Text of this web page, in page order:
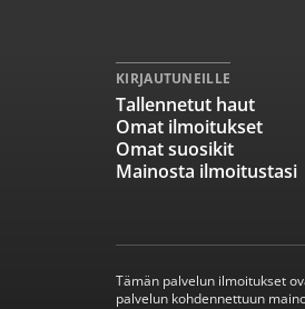
KIRJAUTUNEILLE
Tallennetut haut
Omat ilmoitukset
Omat suosikit
Mainosta ilmoitustasi
Tämän palvelun ilmoitukset
palvelun kohdennettuun